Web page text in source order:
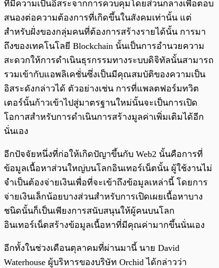
ที่มีความเป็นอิสระจากการควบคุมโดยส่วนกลางเพื่อตอบ
สนองต่อความต้องการที่เกิดขึ้นในสังคมเท่านั้น แต่
สำหรับฝั่งของกลุ่มคนที่ต้องการสร้างรายได้นั้น การมา
ถึงของเทคโนโลยี Blockchain นั้นเป็นการอำนวยความ
สะดวกให้การดำเนินธุรกรรมทางระบบดิจิทัลนั้นสามารถ
รวมเข้ากับแอพลิเคชั่นซึ่งเป็นมีคุณสมบัติของความเป็น
อิสระดังกล่าวได้ ตัวอย่างเช่น การที่แพลตฟอร์มทวิต
เตอร์นั้นก้าวเข้าไปสู่มาตรฐานใหม่นั้นจะเป็นการเปิด
โอกาสสำหรับการดำเนินการสร้างมูลค่าเพิ่มเติมได้อีก
นั่นเอง
อีกปัจจัยหนึ่งที่ก่อให้เกิดปัญาขึ้นกับ Web2 นั้นคือการที่
ข้อมูลเนื้อหาส่วนใหญ่บนโลกอินเทอร์เน็ตนั้น ผู้ใช้งานไม่
จำเป็นต้องจ่ายเงินเพื่อที่จะเข้าถึงข้อมูลเหล่านี้ โดยการ
จ่ายเงินเล็กน้อยบางส่วนสำหรับการเปิดเผยเนื้อหาบาง
ชนิดนั้นก็เป็นเพียงการสนับสนุนให้ผู้คนบนโลก
อินเทอร์เน็ตสร้างข้อมูลเนื้อหาที่มีคุณค่ามากขึ้นนั่นเอง
อีกทั้งในช่วงเดือนตุลาคมที่ผ่านมานี้ นาย David
Waterhouse ผู้บริหารของบริษัท Orchid ได้กล่าวว่า